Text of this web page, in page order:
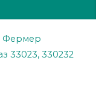
Фермер
33023, 330232